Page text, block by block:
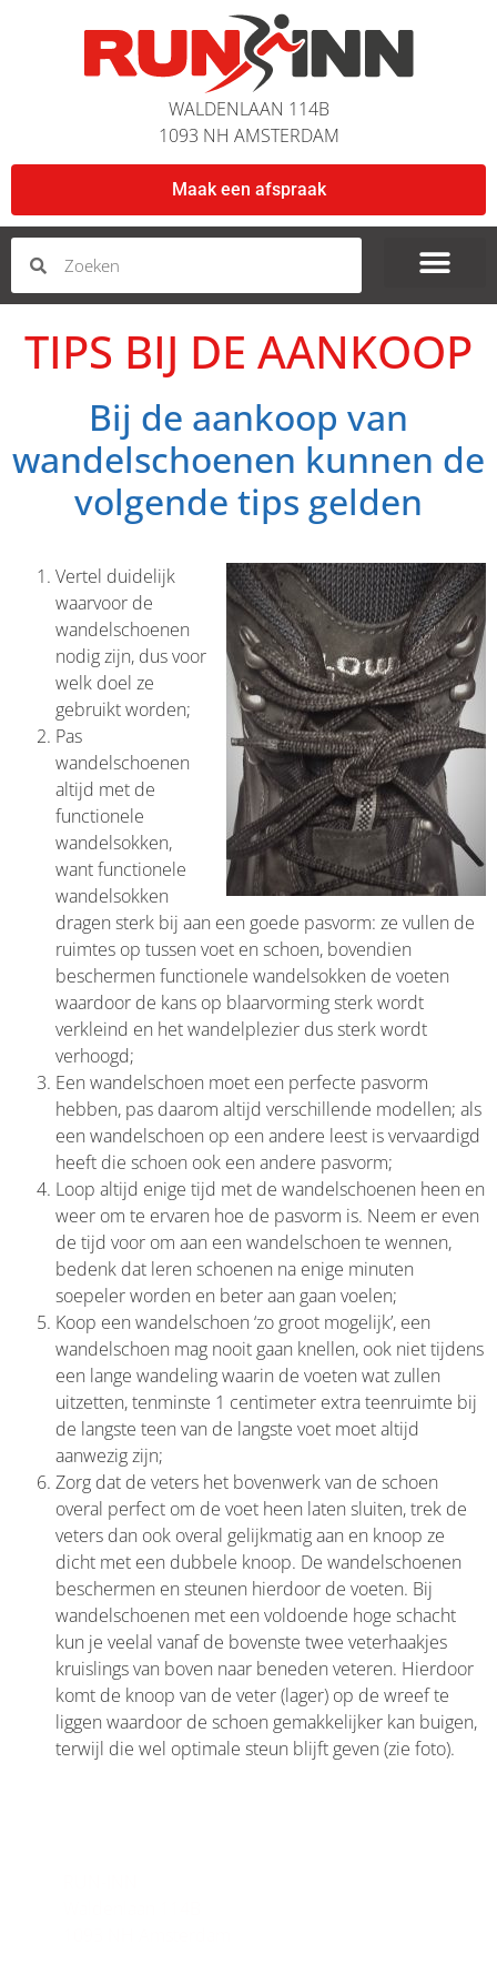
WALDENLAAN 114B
1093 NH AMSTERDAM
Maak een afspraak
TIPS BIJ DE AANKOOP
Bij de aankoop van
wandelschoenen kunnen de
volgende tips gelden
Vertel duidelijk
waarvoor de
wandelschoenen
nodig zijn, dus voor
welk doel ze
gebruikt worden;
Pas
wandelschoenen
altijd met de
functionele
wandelsokken,
want functionele
wandelsokken
dragen sterk bij aan een goede pasvorm: ze vullen de
ruimtes op tussen voet en schoen, bovendien
beschermen functionele wandelsokken de voeten
waardoor de kans op blaarvorming sterk wordt
verkleind en het wandelplezier dus sterk wordt
verhoogd;
Een wandelschoen moet een perfecte pasvorm
hebben, pas daarom altijd verschillende modellen; als
een wandelschoen op een andere leest is vervaardigd
heeft die schoen ook een andere pasvorm;
Loop altijd enige tijd met de wandelschoenen heen en
weer om te ervaren hoe de pasvorm is. Neem er even
de tijd voor om aan een wandelschoen te wennen,
bedenk dat leren schoenen na enige minuten
soepeler worden en beter aan gaan voelen;
Koop een wandelschoen ‘zo groot mogelijk’, een
wandelschoen mag nooit gaan knellen, ook niet tijdens
een lange wandeling waarin de voeten wat zullen
uitzetten, tenminste 1 centimeter extra teenruimte bij
de langste teen van de langste voet moet altijd
aanwezig zijn;
Zorg dat de veters het bovenwerk van de schoen
overal perfect om de voet heen laten sluiten, trek de
veters dan ook overal gelijkmatig aan en knoop ze
dicht met een dubbele knoop. De wandelschoenen
beschermen en steunen hierdoor de voeten. Bij
wandelschoenen met een voldoende hoge schacht
kun je veelal vanaf de bovenste twee veterhaakjes
kruislings van boven naar beneden veteren. Hierdoor
komt de knoop van de veter (lager) op de wreef te
liggen waardoor de schoen gemakkelijker kan buigen,
terwijl die wel optimale steun blijft geven (zie foto).